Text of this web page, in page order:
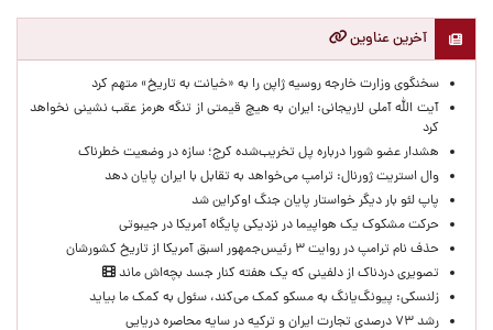
آخرین عناوین
سخنگوی وزارت خارجه روسیه ژاپن را به «خیانت به تاریخ» متهم کرد
آیت الله آملی لاریجانی: ایران به هیچ قیمتی از تنگه هرمز عقب نشینی نخواهد
کرد
هشدار عضو شورا درباره پل تخریب‌شده کرج؛ سازه در وضعیت خطرناک
وال‌ استریت ژورنال: ترامپ می‌خواهد به تقابل با ایران پایان دهد
پاپ لئو بار دیگر خواستار پایان جنگ اوکراین شد
حرکت مشکوک یک هواپیما در نزدیکی پایگاه آمریکا در جیبوتی
حذف نام ترامپ در روایت ۳ رئیس‌جمهور اسبق آمریکا از تاریخ کشورشان
تصویری دردناک از دلفینی که یک هفته کنار جسد بچه‌اش ماند
زلنسکی: پیونگ‌یانگ به مسکو کمک می‌کند، سئول به کمک ما بیاید
رشد ۷۳ درصدی تجارت ایران و ترکیه در سایه محاصره دریایی